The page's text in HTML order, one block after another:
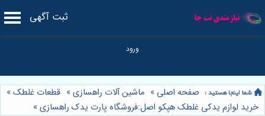
ثبت آگهی
صفحه اصلی » ماشین آلات راهسازی» قطعات غلطک»
خرید لوازم یدکی غلطک هپکو اصل:فروشگاه پارت یدک راهسازی»